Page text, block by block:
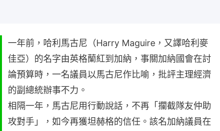
一年前，哈利馬古尼（Harry Maguire，又譯哈利麥
佳亞）的名字由英格蘭紅到加納，事關加納國會在討
論預算時，一名議員以馬古尼作比喻，批評主理經濟
的副總統辦事不力。
相隔一年，馬古尼用行動說話，不再「攔截隊友仲助
攻對手」，如今再獲坦赫格的信任。該名加納議員在